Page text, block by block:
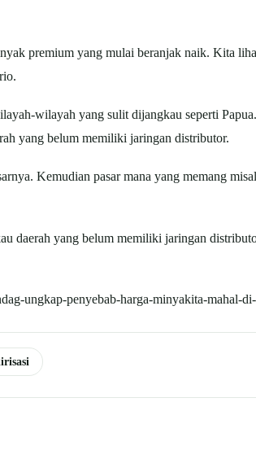
premium yang mulai beranjak naik. Kita
wilayah yang sulit dijangkau seperti
yang belum memiliki jaringan distributor.
Kemudian pasar mana yang memang
daerah yang belum memiliki jaringan
ungkap-penyebab-harga-minyakita-mahal-